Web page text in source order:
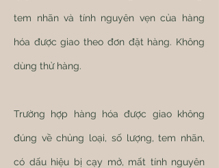
tem nhãn và tính nguyên vẹn của hàng
hóa được giao theo đơn đặt hàng. Không
dùng thử hàng.
Trường hợp hàng hóa được giao không
đúng về chủng loại, số lượng, tem nhãn,
có dấu hiệu bị cạy mở, mất tính nguyên